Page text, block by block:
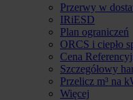
Przerwy w
IRiESD
Plan ograniczeń
ORCS i ciepło
Cena
Szczegółowy
Przelicz m³ na
Więcej